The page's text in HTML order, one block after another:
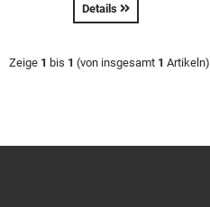
Details
Zeige 1 bis 1 (von insgesamt 1 Artikeln)